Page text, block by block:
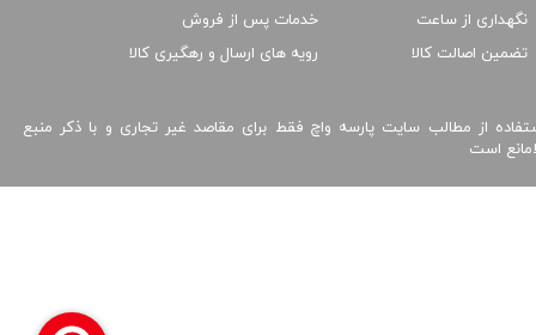
از مطالب سایت پارسه واچ فقط برای مقاصد غیر تجاری و با ذکر منبع
است
نگهداری از ساعت
تضمین اصالت کالا
خدمات پس از فروش
رویه های ارسال و رهگیری کالا